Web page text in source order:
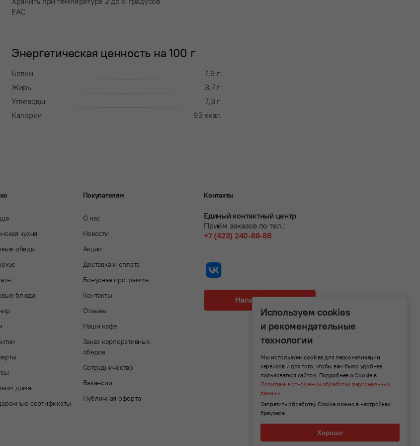
EAC
Энергетическая ценность на 100 г
Белки
7,9 г
Жиры
3,7 г
Углеводы
7,3 г
Калории
93 ккал
кухня
обеды
блюда
дома
сертификаты
Покупателям
О нас
Новости
Акции
Доставка и оплата
Бонусная программа
Контакты
Отзывы
Наши кафе
Заказ корпоративных
обедов
Сотрудничество
Вакансии
Публичная оферта
Контакты
Единый контактный центр
Приём заказов по тел.:
+7 (423) 240-88-88
Написать нам
Используем cookies
и рекомендательные
технологии
Мы используем cookies для персонализации
сервисов и для того, чтобы вам было удобнее
пользоваться сайтом. Подробнее о Cookie в
Политике в отношении обработки персональных
данных.
Запретить обработку Cookie можно в настройках
браузера
Хорошо